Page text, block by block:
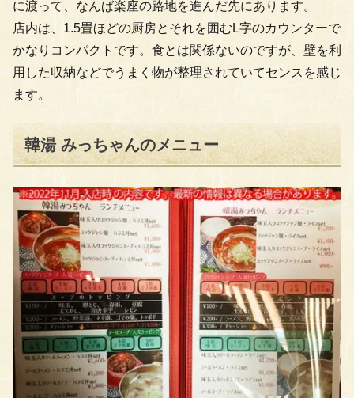
に渡って、なんば楽座の路地を進んだ先にあります。
店内は、1.5畳ほどの厨房とそれを囲むL字のカウンターで
かなりコンパクトです。食とは関係ないのですが、壁を利
用した収納などでうまく物が整理されていてセンスを感じ
ます。
韓湯 みっちゃんのメニュー